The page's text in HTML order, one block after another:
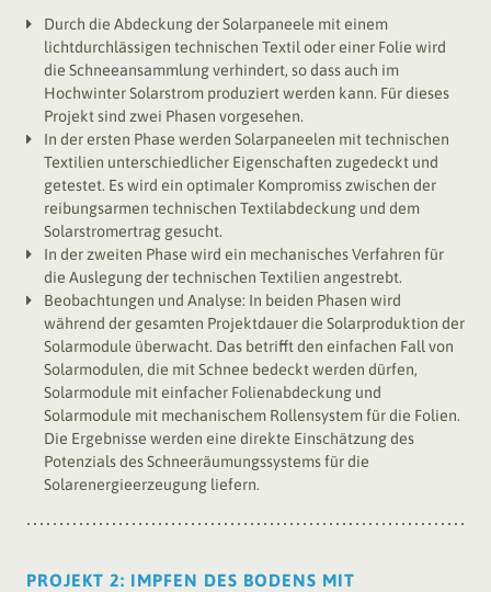
Medien
Kontakt
Durch die Abdeckung der Solarpaneele mit einem
lichtdurchlässigen technischen Textil oder einer Folie wird
die Schneeansammlung verhindert, so dass auch im
Hochwinter Solarstrom produziert werden kann. Für dieses
Projekt sind zwei Phasen vorgesehen.
In der ersten Phase werden Solarpaneelen mit technischen
Textilien unterschiedlicher Eigenschaften zugedeckt und
getestet. Es wird ein optimaler Kompromiss zwischen der
reibungsarmen technischen Textilabdeckung und dem
Solarstromertrag gesucht.
In der zweiten Phase wird ein mechanisches Verfahren für
die Auslegung der technischen Textilien angestrebt.
Beobachtungen und Analyse: In beiden Phasen wird
während der gesamten Projektdauer die Solarproduktion der
Solarmodule überwacht. Das betrifft den einfachen Fall von
Solarmodulen, die mit Schnee bedeckt werden dürfen,
Solarmodule mit einfacher Folienabdeckung und
Solarmodule mit mechanischem Rollensystem für die Folien.
Die Ergebnisse werden eine direkte Einschätzung des
Potenzials des Schneeräumungssystems für die
Solarenergieerzeugung liefern.
PROJEKT 2: IMPFEN DES BODENS MIT